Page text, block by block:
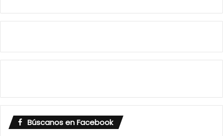
Búscanos en Facebook